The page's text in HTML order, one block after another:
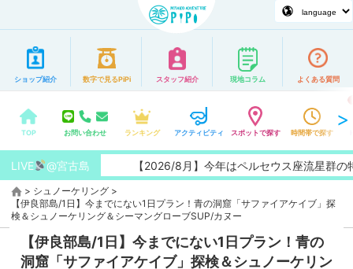
ショップ紹介 数字で見るPiPi スタッフ紹介 現地コラム よくある質問
TOP お問い合わせ ランキング アクティビティ スポットで探す 時間帯で探す
LIVE @宮古島 【2026/8月】今年はペルセウス座流星群の特大観
> シュノーケリング >
【伊良部島/1日】今までにない1日プラン！青の洞窟「サファイアケイブ」探
検＆シュノーケリング＆シーマングローブSUP/カヌー
【伊良部島/1日】今までにない1日プラン！青の
洞窟「サファイアケイブ」探検＆シュノーケリン